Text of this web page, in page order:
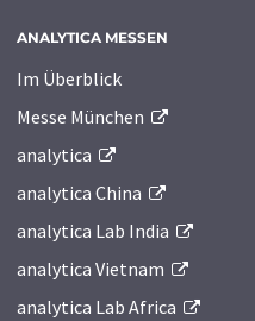
ANALYTICA MESSEN
Im Überblick
Messe München
analytica
analytica China
analytica Lab India
analytica Vietnam
analytica Lab Africa